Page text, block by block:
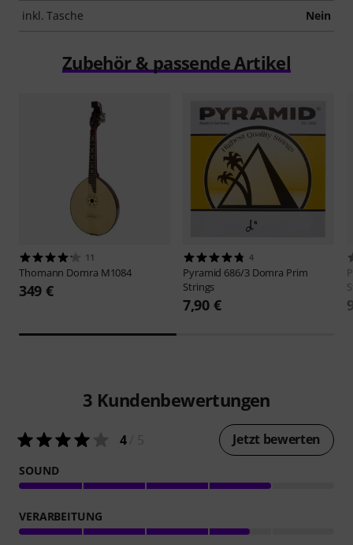
inkl. Tasche Nein
Zubehör & passende Artikel
11
Thomann Domra M1084
349 €
4
Pyramid 686/3 Domra Prim
Strings
7,90 €
3 Kundenbewertungen
4/ 5 Jetzt bewerten
SOUND
VERARBEITUNG